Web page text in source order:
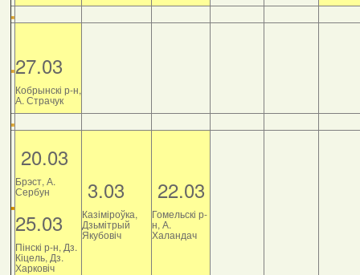
27.03
Кобрынскі р-н,
А. Страчук
20.03
Брэст, А.
Сербун
25.03
Пінскі р-н, Дз.
Кіцель, Дз.
Харковіч
3.03
Казіміроўка,
Дзьмітрый
Якубовіч
22.03
Гомельскі р-
н, А.
Халандач